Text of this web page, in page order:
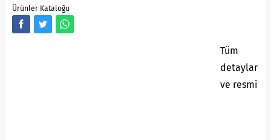
Ürünler Kataloğu
Tüm
detaylar
ve resmi